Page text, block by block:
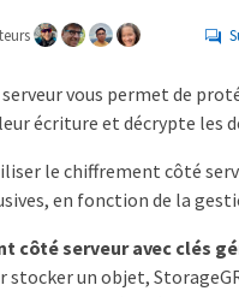
vous permet de
écriture et décrypte les
le chiffrement côté
en fonction de la
côté serveur avec clés
stocker un objet,